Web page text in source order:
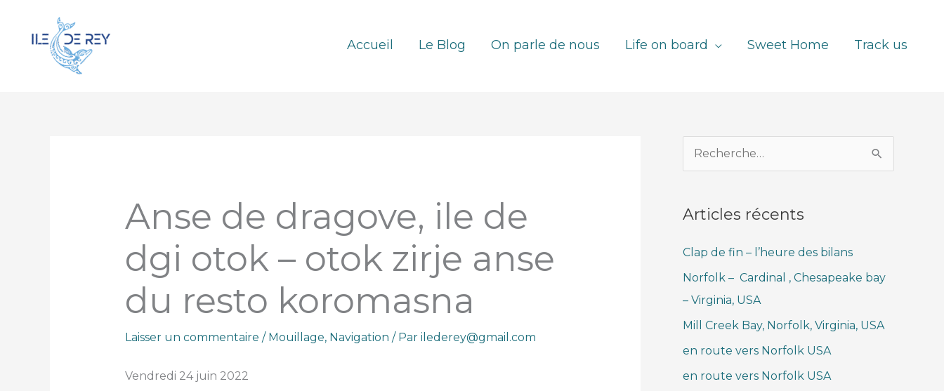
contenu
Accueil Le Blog On parle de nous Life on board Sweet Home Track us
Anse de dragove, ile de
dgi otok – otok zirje anse
du resto koromasna
Laisser un commentaire / Mouillage, Navigation / Par ilederey@gmail.com
Vendredi 24 juin 2022
e
h
r
c
h
e
r
Articles récents
Clap de fin – l’heure des bilans
Norfolk – Cardinal , Chesapeake bay
– Virginia, USA
Mill Creek Bay, Norfolk, Virginia, USA
en route vers Norfolk USA
en route vers Norfolk USA